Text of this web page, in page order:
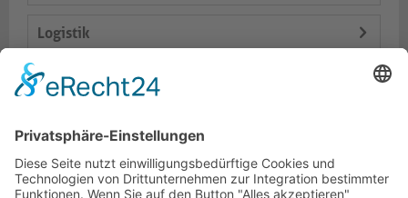
Logistik
Spezifikationen
Dokumente